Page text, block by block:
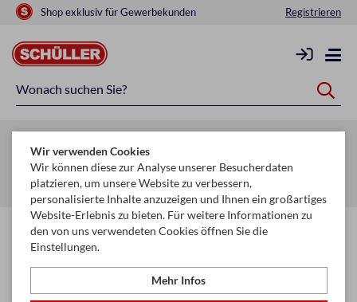
Shop exklusiv für Gewerbekunden Registrieren
Startseite Schule & Büro
Schreiben, Zeichnen & Korrigieren
Radiergummi
Wir verwenden Cookies
Wir können diese zur Analyse unserer Besucherdaten
platzieren, um unsere Website zu verbessern,
personalisierte Inhalte anzuzeigen und Ihnen ein großartiges
Website-Erlebnis zu bieten. Für weitere Informationen zu
den von uns verwendeten Cookies öffnen Sie die
Einstellungen.
Mehr Infos